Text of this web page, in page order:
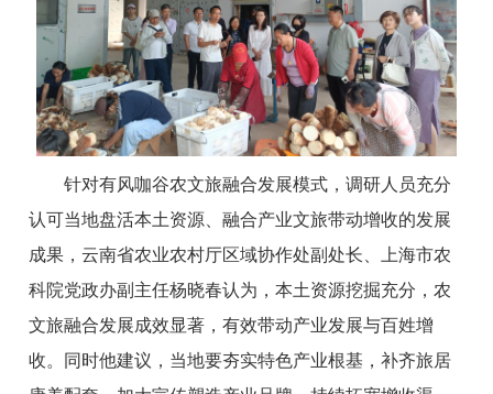
针对有风咖谷农文旅融合发展模式，调研人员充分
认可当地盘活本土资源、融合产业文旅带动增收的发展
成果，云南省农业农村厅区域协作处副处长、上海市农
科院党政办副主任杨晓春认为，本土资源挖掘充分，农
文旅融合发展成效显著，有效带动产业发展与百姓增
收。同时他建议，当地要夯实特色产业根基，补齐旅居